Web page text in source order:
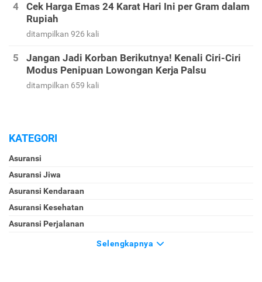
Cek Harga Emas 24 Karat Hari Ini per Gram dalam
Rupiah
ditampilkan 926 kali
Jangan Jadi Korban Berikutnya! Kenali Ciri-Ciri
Modus Penipuan Lowongan Kerja Palsu
ditampilkan 659 kali
KATEGORI
Asuransi
Asuransi Jiwa
Asuransi Kendaraan
Asuransi Kesehatan
Asuransi Perjalanan
Selengkapnya